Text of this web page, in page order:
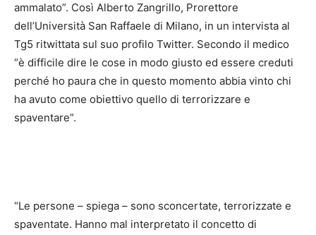
ammalato”. Così Alberto Zangrillo, Prorettore
dell’Università San Raffaele di Milano, in un intervista al
Tg5 ritwittata sul suo profilo Twitter. Secondo il medico
“è difficile dire le cose in modo giusto ed essere creduti
perché ho paura che in questo momento abbia vinto chi
ha avuto come obiettivo quello di terrorizzare e
spaventare”.
“Le persone – spiega – sono sconcertate, terrorizzate e
spaventate. Hanno mal interpretato il concetto di